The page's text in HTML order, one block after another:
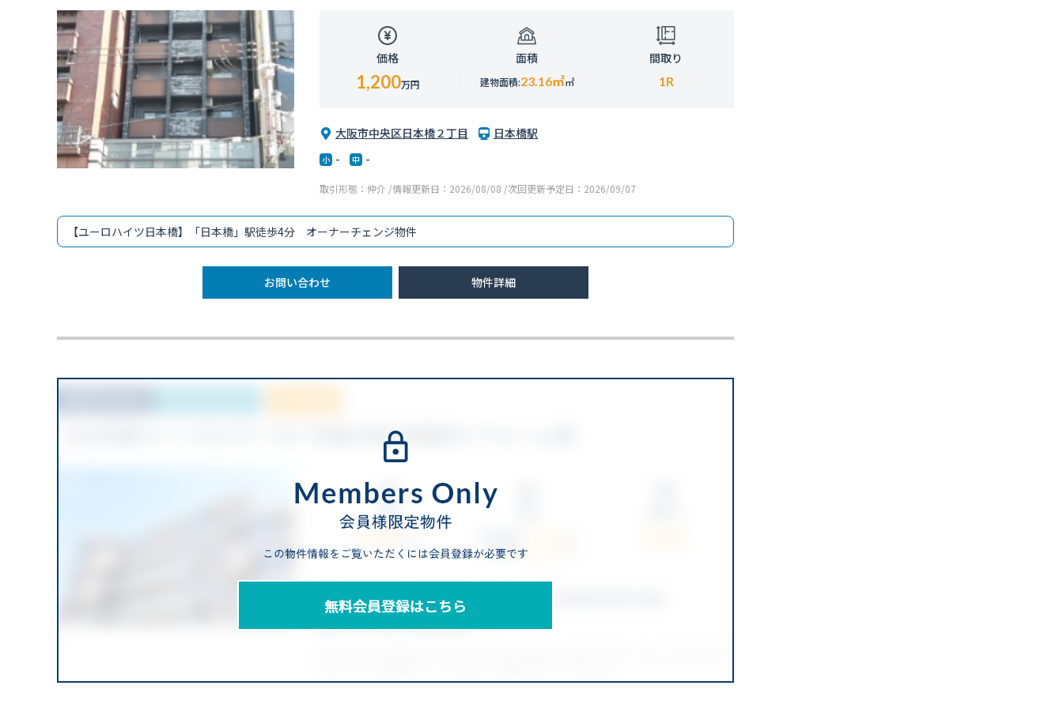
価格
1,200万円
面積
建物面積:23.16㎡㎡
間取り
1R
大阪市中央区日本橋２丁目 日本橋駅
- -
取引形態：仲介 /情報更新日：2026/08/08 /次回更新予定日：2026/09/07
【ユーロハイツ日本橋】「日本橋」駅徒歩4分 オーナーチェンジ物件
お問い合わせ 物件詳細